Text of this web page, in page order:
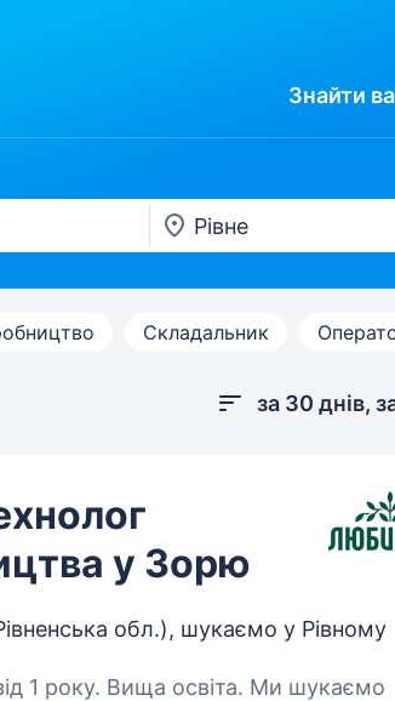
Знайти
Складальник
за 30 днів,
у Зорю
обл.), шукаємо у Рівному
Вища освіта. Ми шукаємо